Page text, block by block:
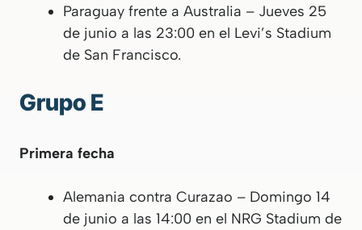
Paraguay frente a Australia – Jueves 25
de junio a las 23:00 en el Levi’s Stadium
de San Francisco.
Grupo E
Primera fecha
Alemania contra Curazao – Domingo 14
de junio a las 14:00 en el NRG Stadium de